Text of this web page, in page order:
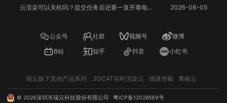
云渲染可以关机吗？提交任务后还要一直开着电脑吗？
2026-08-05
公众号 社群 视频号
微博
B站
知乎 抖音 小红书
瑞云旗下其他产品系列： 3DCAT实时渲染云 镭速传输 青椒云
© 2026深圳市瑞云科技股份有限公司
粤ICP备12028569号